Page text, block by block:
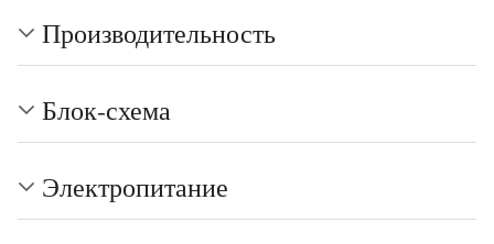
Производительность
Блок-схема
Электропитание